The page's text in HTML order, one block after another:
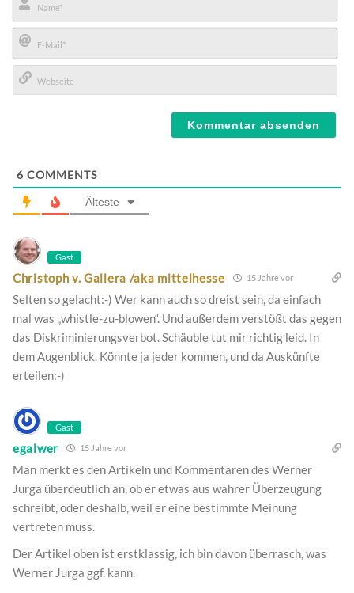
Name*
E-
Mail*
6 COMMENTS
Älteste
Gast
Christoph v. Gallera /aka mittelhesse 15 Jahre vor
Selten so gelacht:-) Wer kann auch so dreist sein, da einfach
mal was „whistle-zu-blowen“. Und außerdem verstößt das gegen
das Diskriminierungsverbot. Schäuble tut mir richtig leid. In
dem Augenblick. Könnte ja jeder kommen, und da Auskünfte
erteilen:-)
Gast
egalwer 15 Jahre vor
Man merkt es den Artikeln und Kommentaren des Werner
Jurga überdeutlich an, ob er etwas aus wahrer Überzeugung
schreibt, oder deshalb, weil er eine bestimmte Meinung
vertreten muss.
Der Artikel oben ist erstklassig, ich bin davon überrasch, was
Werner Jurga ggf. kann.